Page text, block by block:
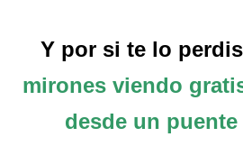
Y por si te lo
mirones viendo
desde un